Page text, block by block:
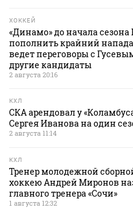
ХОККЕЙ
«Динамо» до начала
пополнить крайний
ведет переговоры с
другие кандидаты
2 августа 20:16
КХЛ
СКА арендовал у
Сергея Иванова на один
2 августа 11:14
КХЛ
Тренер молодежной
хоккею Андрей Миронов
главного тренера «Сочи»
1 августа 12:32